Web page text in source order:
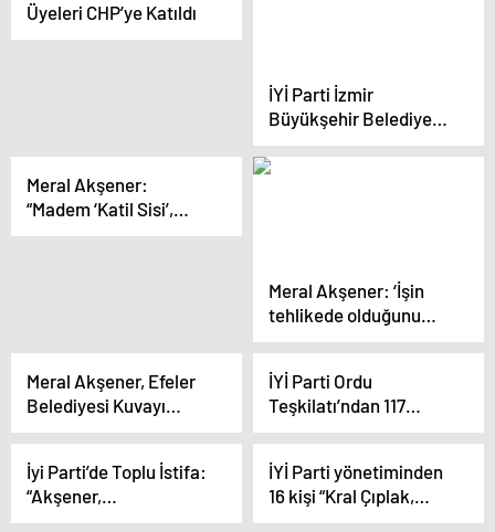
Üyeleri CHP’ye Katıldı
İYİ Parti İzmir
Büyükşehir Belediye
Başkan Adayı Ümit
Özlale, projelerini
Meral Akşener:
“Madem ‘Katil Sisi’,
‘Kardeşim Sisi’
Meral Akşener: ‘İşin
tehlikede olduğunu
görsün, 10 bin TL’ye
değiştiririm’
Meral Akşener, Efeler
Belediyesi Kuvayı
Milliye Evi Müzesi’nin
İYİ Parti Ordu
Teşkilatı’ndan 117
Partili İstifa Etti
İyi Parti’de Toplu İstifa:
“Akşener,
Kılıçdaroğlu’na ‘Senin
İYİ Parti yönetiminden
16 kişi “Kral Çıplak,
Akşener timsah